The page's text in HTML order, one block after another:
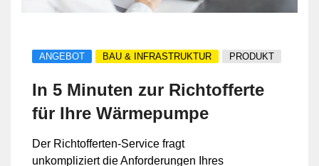
ANGEBOT BAU & INFRASTRUKTUR PRODUKT
In 5 Minuten zur Richtofferte
für Ihre Wärmepumpe
Der Richtofferten-Service fragt
unkompliziert die Anforderungen Ihres